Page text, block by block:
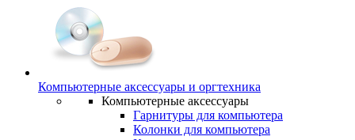
Компьютерные аксессуары и оргтехника
Компьютерные аксессуары
Гарнитуры для компьютера
Колонки для компьютера